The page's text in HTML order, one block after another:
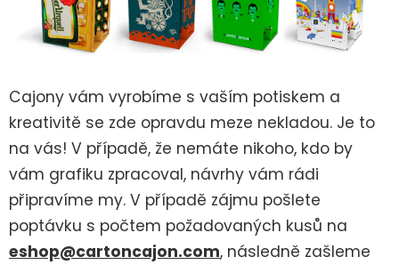
Cajony vám vyrobíme s vaším potiskem a
kreativitě se zde opravdu meze nekladou. Je to
na vás! V případě, že nemáte nikoho, kdo by
vám grafiku zpracoval, návrhy vám rádi
připravíme my. V případě zájmu pošlete
poptávku s počtem požadovaných kusů na
eshop@cartoncajon.com, následně zašleme